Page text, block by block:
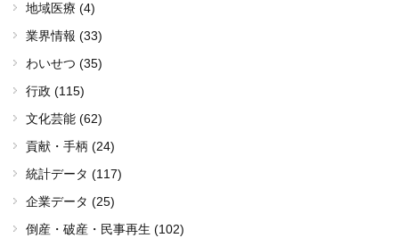
地域医療 (4)
業界情報 (33)
わいせつ (35)
行政 (115)
文化芸能 (62)
貢献・手柄 (24)
統計データ (117)
企業データ (25)
倒産・破産・民事再生 (102)